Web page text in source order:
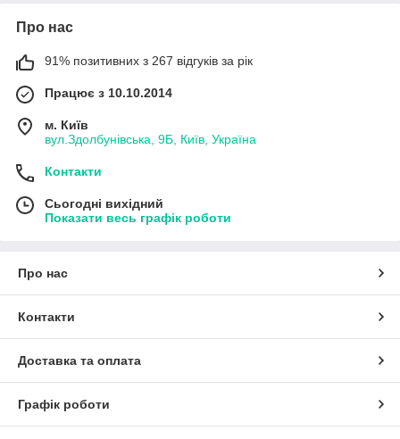
Про нас
91% позитивних з 267 відгуків за рік
Працює з 10.10.2014
м. Київ
вул.Здолбунівська, 9Б, Київ, Україна
Контакти
Сьогодні вихідний
Показати весь графік роботи
Про нас
Контакти
Доставка та оплата
Графік роботи